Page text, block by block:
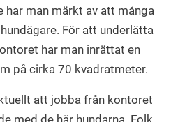
har man märkt av att många
För att underlätta
har man inrättat en
på cirka 70 kvadratmeter.
att jobba från kontoret